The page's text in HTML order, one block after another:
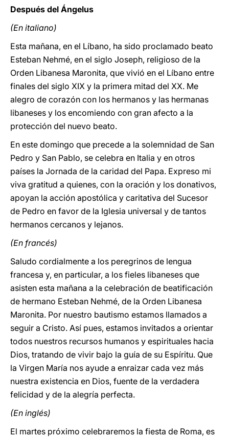
Después del Ángelus
(En italiano)
Esta mañana, en el Líbano, ha sido proclamado beato
Esteban Nehmé, en el siglo Joseph, religioso de la
Orden Libanesa Maronita, que vivió en el Líbano entre
finales del siglo XIX y la primera mitad del XX. Me
alegro de corazón con los hermanos y las hermanas
libaneses y los encomiendo con gran afecto a la
protección del nuevo beato.
En este domingo que precede a la solemnidad de San
Pedro y San Pablo, se celebra en Italia y en otros
países la Jornada de la caridad del Papa. Expreso mi
viva gratitud a quienes, con la oración y los donativos,
apoyan la acción apostólica y caritativa del Sucesor
de Pedro en favor de la Iglesia universal y de tantos
hermanos cercanos y lejanos.
(En francés)
Saludo cordialmente a los peregrinos de lengua
francesa y, en particular, a los fieles libaneses que
asisten esta mañana a la celebración de beatificación
de hermano Esteban Nehmé, de la Orden Libanesa
Maronita. Por nuestro bautismo estamos llamados a
seguir a Cristo. Así pues, estamos invitados a orientar
todos nuestros recursos humanos y espirituales hacia
Dios, tratando de vivir bajo la guía de su Espíritu. Que
la Virgen María nos ayude a enraizar cada vez más
nuestra existencia en Dios, fuente de la verdadera
felicidad y de la alegría perfecta.
(En inglés)
El martes próximo celebraremos la fiesta de Roma, es